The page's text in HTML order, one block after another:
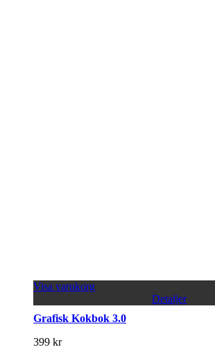
Visa varukorg
Detaljer
Grafisk Kokbok 3.0
399 kr